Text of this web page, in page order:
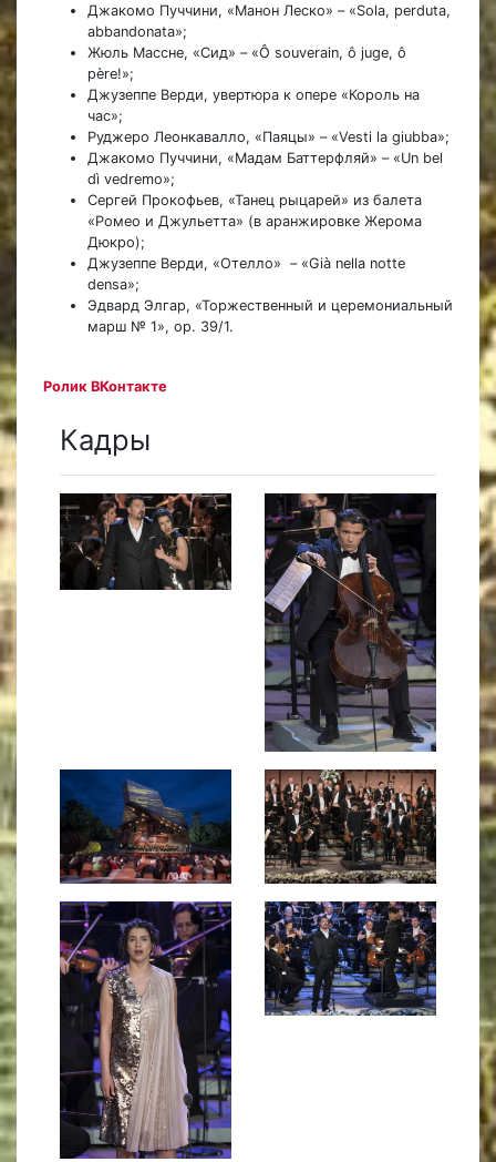
Джакомо Пуччини, «Манон Леско» – «Sola, perduta,
abbandonata»;
Жюль Массне, «Сид» – «Ô souverain, ô juge, ô
père!»;
Джузеппе Верди, увертюра к опере «Король на
час»;
Руджеро Леонкавалло, «Паяцы» – «Vesti la giubba»;
Джакомо Пуччини, «Мадам Баттерфляй» – «Un bel
dì vedremo»;
Сергей Прокофьев, «Танец рыцарей» из балета
«Ромео и Джульетта» (в аранжировке Жерома
Дюкро);
Джузеппе Верди, «Отелло» – «Già nella notte
densa»;
Эдвард Элгар, «Торжественный и церемониальный
марш № 1», op. 39/1.
Ролик ВКонтакте
Кадры